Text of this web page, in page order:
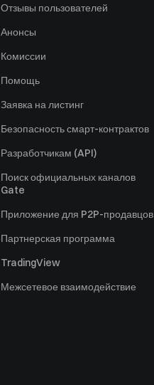
Отзывы пользователей
Анонсы
Комиссии
Помощь
Заявка на листинг
Безопасность смарт-контрактов
Разработчикам (API)
Поиск официальных каналов
Gate
Приложение для P2P-продавцов
Партнерская программа
TradingView
Межсетевое взаимодействие